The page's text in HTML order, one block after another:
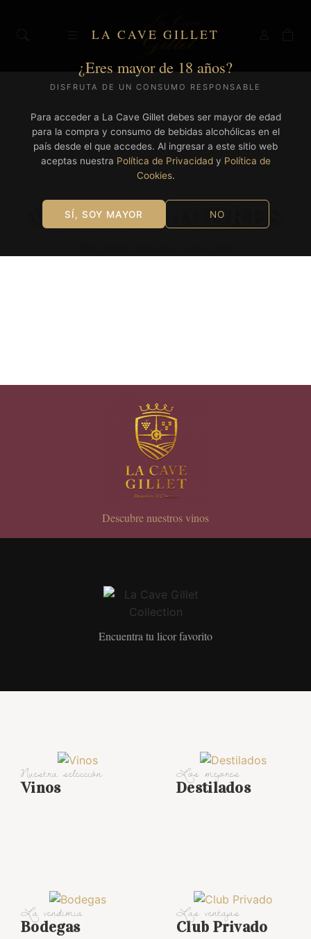
LA CAVE GILLET
¿Eres mayor de 18 años?
DISFRUTA DE UN CONSUMO RESPONSABLE
Para acceder a La Cave Gillet debes ser mayor de edad
para la compra y consumo de bebidas alcohólicas en el
país desde el que accedes. Al ingresar a este sitio web
aceptas nuestra Política de Privacidady Política de
Cookies.
SÍ, SOY MAYOR NO
VINOS & LICORES
Descubre nuestros vinos
Encuentra tu licor favorito
Nuestra selección
Vinos
Los mejores
Destilados
La vendimia
Bodegas
Las ventajas
Club Privado